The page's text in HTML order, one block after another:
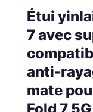
Étui
7 avec
anti-
mate